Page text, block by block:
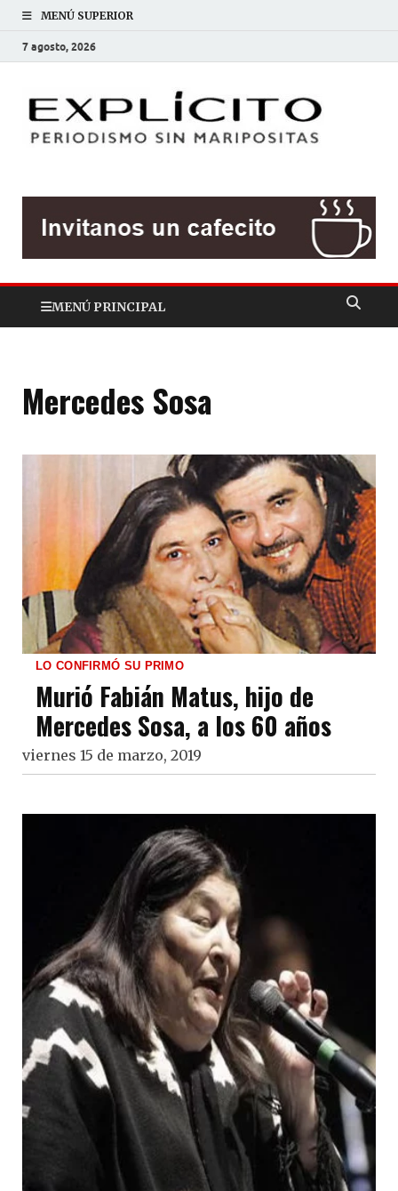
MENÚ SUPERIOR
7 agosto, 2026
MENÚ PRINCIPAL
Mercedes Sosa
LO CONFIRMÓ SU PRIMO
Murió Fabián Matus, hijo de
Mercedes Sosa, a los 60 años
viernes 15 de marzo, 2019